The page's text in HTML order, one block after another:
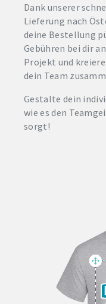
Dank unserer
Lieferung nach
deine Bestellung
Gebühren bei dir
Projekt und
dein Team
Gestalte dein
wie es den
sorgt!